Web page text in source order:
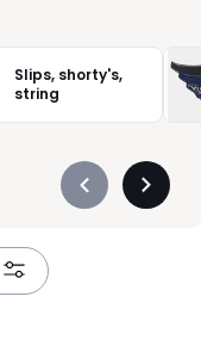
Slips, shorty's,
string
Précédent